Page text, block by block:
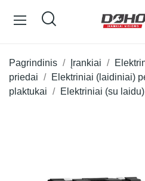
Pagrindinis Įrankiai
priedai
Elektriniai (laidiniai)
plaktukai
Elektriniai (su